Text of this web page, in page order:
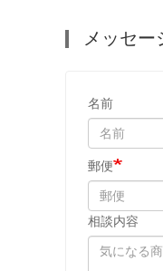
メッセー
名前
郵便
相談内容